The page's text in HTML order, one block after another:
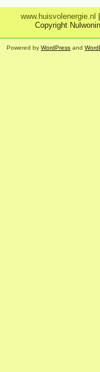
www.huisvolenergie.nl
Copyright
Powered by WordPress and